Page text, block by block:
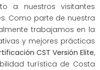
a nuestros visitantes
Como parte de nuestra
trabajamos en la
y mejores prácticas
CST Versión Elite,
turística de Costa